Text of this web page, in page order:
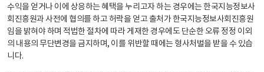
수익을 얻거나 이에 상응하는 혜택을 누리고자 하는 경우에는 한국지능정보사
회진흥원과 사전에 협의를 하고 허락을 얻고 출처가 한국지능정보사회진흥원
임을 밝혀야 하며 적법한 절차에 따라 게재한 경우에도 단순한 오류 정정 이외
의 내용의 무단변경을 금지하며, 이를 위반할 때에는 형사처벌을 받을 수 있습
니다.